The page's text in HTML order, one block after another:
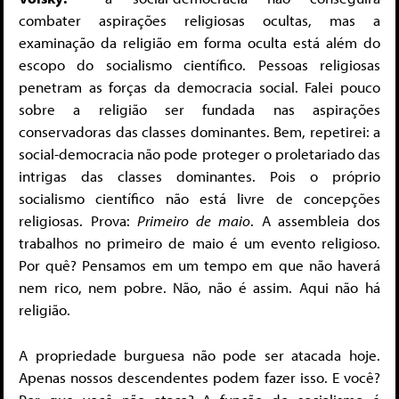
combater aspirações religiosas ocultas, mas a
examinação da religião em forma oculta está além do
escopo do socialismo científico. Pessoas religiosas
penetram as forças da democracia social. Falei pouco
sobre a religião ser fundada nas aspirações
conservadoras das classes dominantes. Bem, repetirei: a
social-democracia não pode proteger o proletariado das
intrigas das classes dominantes. Pois o próprio
socialismo científico não está livre de concepções
religiosas. Prova:Primeiro de maio. A assembleia dos
trabalhos no primeiro de maio é um evento religioso.
Por quê? Pensamos em um tempo em que não haverá
nem rico, nem pobre. Não, não é assim. Aqui não há
religião.
A propriedade burguesa não pode ser atacada hoje.
Apenas nossos descendentes podem fazer isso. E você?